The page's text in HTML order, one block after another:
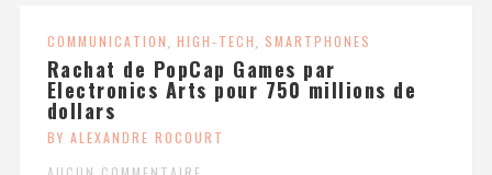
COMMUNICATION, HIGH-TECH, SMARTPHONES
Rachat de PopCap Games par
Electronics Arts pour 750 millions de
dollars
BY ALEXANDRE ROCOURT